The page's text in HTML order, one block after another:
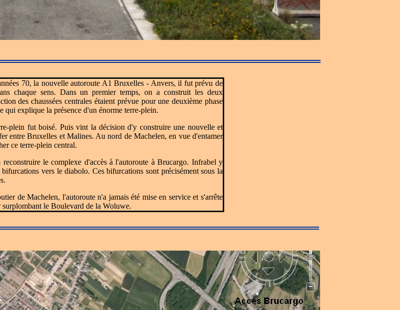
70, la nouvelle autoroute A1 Bruxelles - Anvers, il fut prévu de
chaque sens. Dans un premier temps, on a construit les deux
des chaussées centrales étaient prévue pour une deuxième phase
qui explique la présence d'un énorme terre-plein.
plein fut boisé. Puis vint la décision d'y construire une nouvelle et
entre Bruxelles et Malines. Au nord de Machelen, en vue d'entamer
ce terre-plein central.
le complexe d'accès à l'autoroute à Brucargo. Infrabel y
vers le diabolo. Ces bifurcations sont précisément sous la
de Machelen, l'autoroute n'a jamais été mise en service et s'arrête
surplombant le Boulevard de la Woluwe.